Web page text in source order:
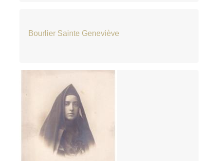
Bourlier Sainte Geneviève